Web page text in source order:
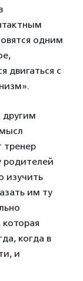
одним
двигаться с
другим
тренер
родителей
изучить
им ту
когда в
и